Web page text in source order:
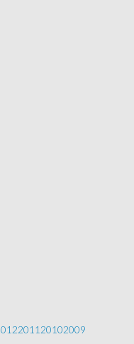
2011 20102009